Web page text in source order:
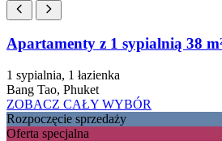
Apartamenty z 1 sypialnią 38
1 sypialnia, 1 łazienka
Bang Tao, Phuket
ZOBACZ CAŁY WYBÓR
Rozpoczęcie sprzedaży
Oferta specjalna